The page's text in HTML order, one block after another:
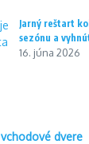
Jarný reštart
sezónu a
16. júna 2026
vchodové dvere